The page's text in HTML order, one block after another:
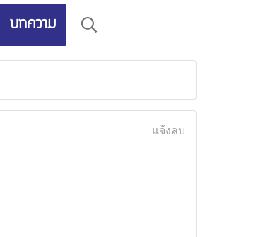
บทความ
แจ้งลบ